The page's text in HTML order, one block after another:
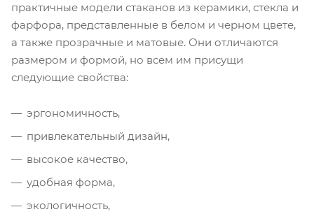
практичные модели стаканов из керамики, стекла и
фарфора, представленные в белом и черном цвете,
а также прозрачные и матовые. Они отличаются
размером и формой, но всем им присущи
следующие свойства:
эргономичность,
привлекательный дизайн,
высокое качество,
удобная форма,
экологичность,